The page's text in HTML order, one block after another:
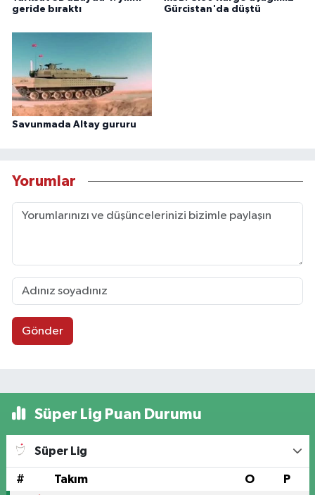
geride bıraktı
Gürcistan'da düştü
Savunmada Altay gururu
Yorumlar
Gönder
Süper Lig Puan Durumu
Süper Lig
# Takım O P